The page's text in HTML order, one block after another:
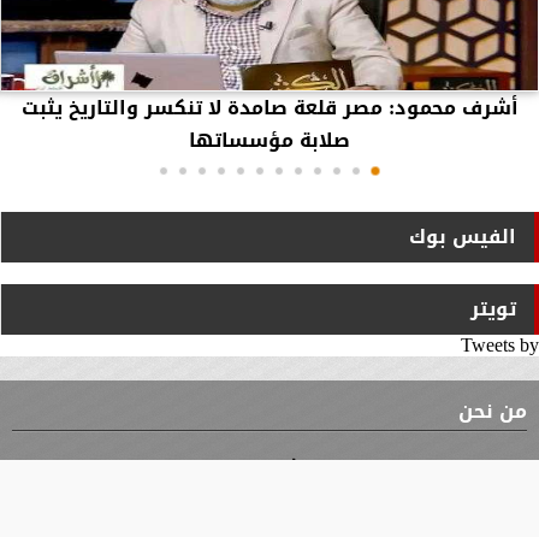
أشرف محمود: مصر قلعة صامدة لا تنكسر والتاريخ يثبت
صلابة مؤسساتها
الفيس بوك
تويتر
Tweets by
من نحن